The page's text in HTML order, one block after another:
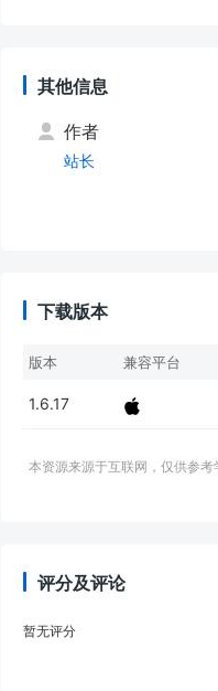
其他信息
作者
站长
下载版本
版本 兼容平台
1.6.17
本资源来源于互联网，仅供参
评分及评论
暂无评分